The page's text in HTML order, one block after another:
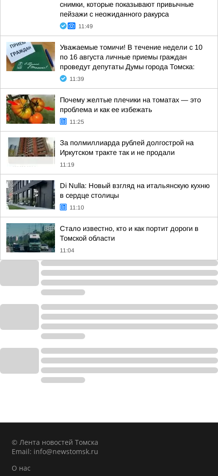
снимки, которые показывают привычные
пейзажи с неожиданного ракурса
11:49
Уважаемые томичи! В течение недели с 10
по 16 августа личные приемы граждан
проведут депутаты Думы города Томска:
11:39
Почему желтые плечики на томатах — это
проблема и как ее избежать
11:25
За полмиллиарда рублей долгострой на
Иркутском тракте так и не продали
11:19
Di Nulla: Новый взгляд на итальянскую кухню
в сердце столицы
11:10
Стало известно, кто и как портит дороги в
Томской области
11:04
© Лента новостей Томска
Email: info@newstomsk.ru
О нас